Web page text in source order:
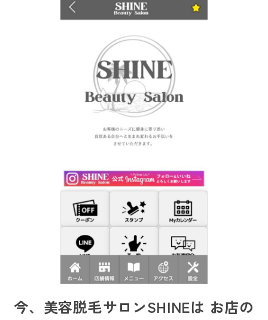
今、美容脱毛サロンSHINEは お店の